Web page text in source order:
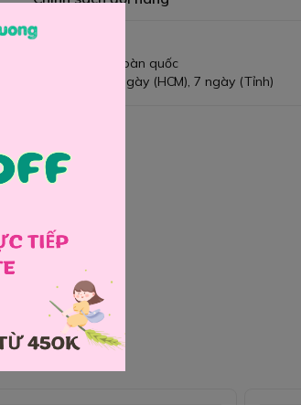
Giao hàng toàn quốc
Đổi hàng 3 ngày (HCM), 7 ngày (Tỉnh)